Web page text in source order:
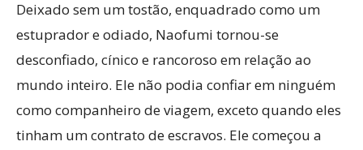
Deixado sem um tostão, enquadrado como um
estuprador e odiado, Naofumi tornou-se
desconfiado, cínico e rancoroso em relação ao
mundo inteiro. Ele não podia confiar em ninguém
como companheiro de viagem, exceto quando eles
tinham um contrato de escravos. Ele começou a